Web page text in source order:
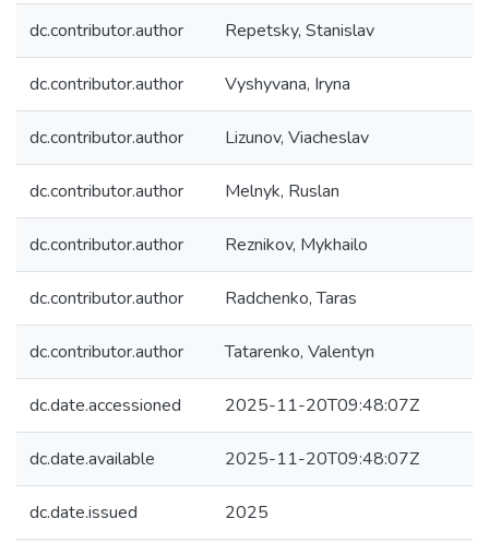
dc.contributor.author Repetsky, Stanislav
dc.contributor.author Vyshyvana, Iryna
dc.contributor.author Lizunov, Viacheslav
dc.contributor.author Melnyk, Ruslan
dc.contributor.author Reznikov, Mykhailo
dc.contributor.author Radchenko, Taras
dc.contributor.author Tatarenko, Valentyn
dc.date.accessioned 2025-11-20T09:48:07Z
dc.date.available 2025-11-20T09:48:07Z
dc.date.issued 2025